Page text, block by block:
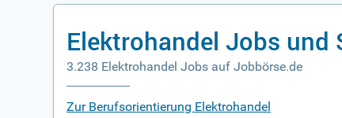
Elektrohandel Jobs und
3.238 Elektrohandel Jobs auf Jobbörse.de
Zur Berufsorientierung Elektrohandel